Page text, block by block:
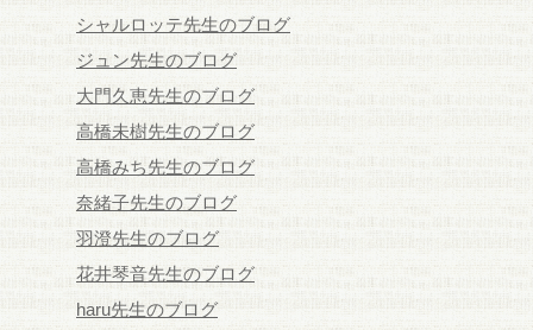
シャルロッテ先生のブログ
ジュン先生のブログ
大門久恵先生のブログ
高橋未樹先生のブログ
高橋みち先生のブログ
奈緒子先生のブログ
羽澄先生のブログ
花井琴音先生のブログ
haru先生のブログ